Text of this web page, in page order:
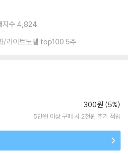
지수 4,824
/라이트노벨 top100 5주
300원 (5%)
5만원 이상 구매 시 2천원 추가 적립